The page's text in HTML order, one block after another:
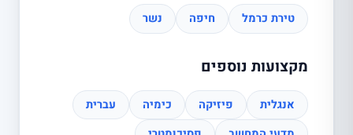
טירת כרמל חיפה נשר
מקצועות נוספים
אנגלית פיזיקה כימיה
עברית